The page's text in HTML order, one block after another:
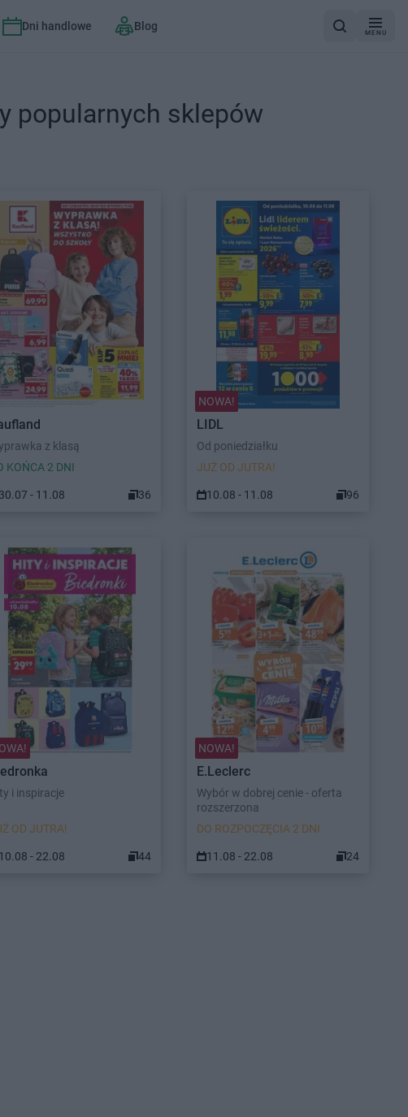
Dni handlowe Blog
MENU
popularnych sklepów
z klasą
KOŃCA 2 DNI
30.07 - 11.08 36
NOWA!
LIDL
Od poniedziałku
JUŻ OD JUTRA!
10.08 - 11.08 96
i inspiracje
OD JUTRA!
10.08 - 22.08 44
NOWA!
E.Leclerc
Wybór w dobrej cenie - oferta
rozszerzona
DO ROZPOCZĘCIA 2 DNI
11.08 - 22.08 24